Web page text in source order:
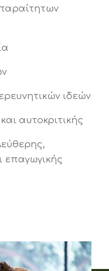
ιδεών
αυτοκριτικής
επαγωγικής